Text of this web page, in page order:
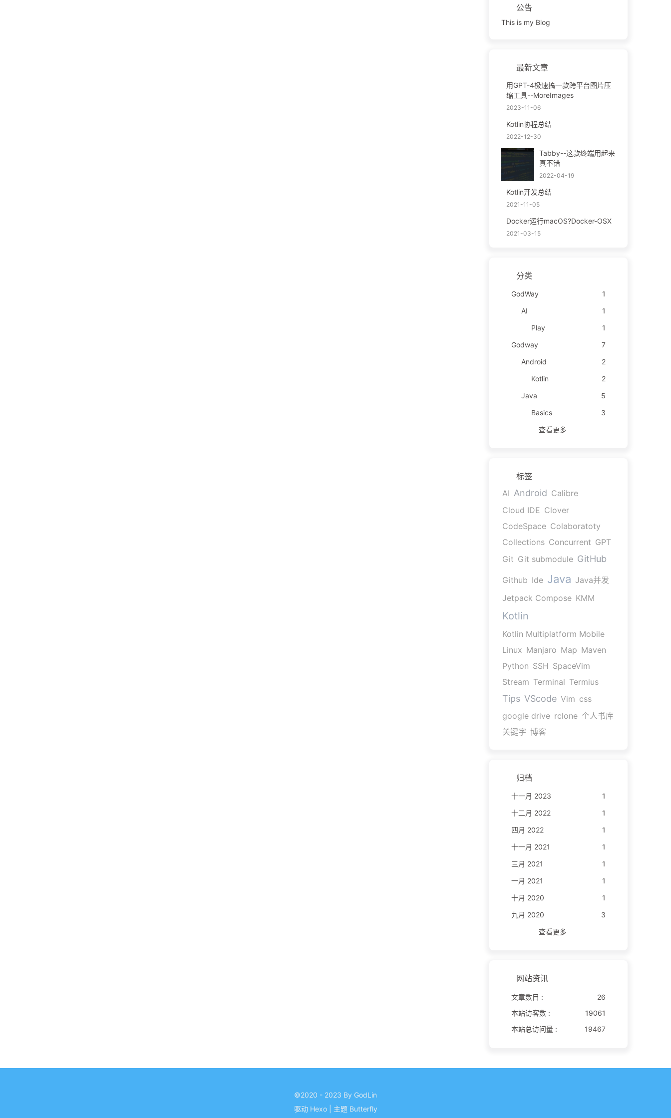
公告
This is my Blog
最新文章
用GPT-4极速搞一款跨平台图片压
缩工具--MoreImages
2023-11-06
Kotlin协程总结
2022-12-30
Tabby--这款终端用起来
真不错
2022-04-19
Kotlin开发总结
2021-11-05
Docker运行macOS?Docker-OSX
2021-03-15
分类
GodWay
1
AI
1
Play
1
Godway
7
Android
2
Kotlin
2
Java
5
Basics
3
查看更多
标签
AI Android Calibre
Cloud IDE Clover
CodeSpace Colaboratoty
Collections Concurrent GPT
Git Git submodule GitHub
Github Ide Java Java并发
Jetpack Compose KMM
Kotlin
Kotlin Multiplatform Mobile
Linux Manjaro Map Maven
Python SSH SpaceVim
Stream Terminal Termius
Tips VScode Vim css
google drive rclone 个人书库
关键字 博客
归档
十一月 2023
1
十二月 2022
1
四月 2022
1
十一月 2021
1
三月 2021
1
一月 2021
1
十月 2020
1
九月 2020
3
查看更多
网站资讯
文章数目 :
26
本站访客数 :
19061
本站总访问量 :
19467
©2020 - 2023 By GodLin
驱动 Hexo 主题 Butterfly